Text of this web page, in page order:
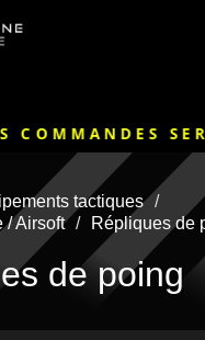
SERONT
tactiques
/ Airsoft
Répliques de
de poing